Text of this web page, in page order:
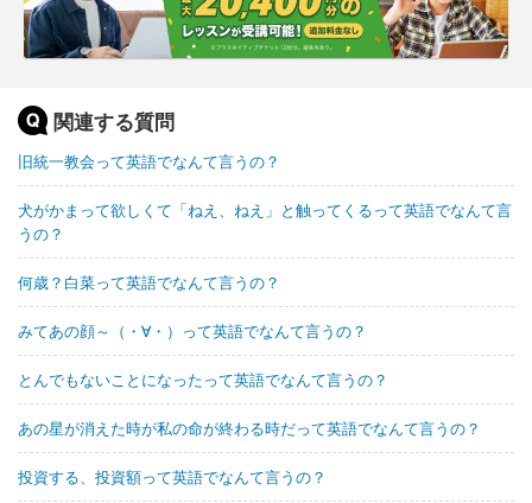
関連する質問
旧統一教会って英語でなんて言うの？
犬がかまって欲しくて「ねえ、ねえ」と触ってくるって英語でなんて言
うの？
何歳？白菜って英語でなんて言うの？
みてあの顔～（・∀・）って英語でなんて言うの？
とんでもないことになったって英語でなんて言うの？
あの星が消えた時が私の命が終わる時だって英語でなんて言うの？
投資する、投資額って英語でなんて言うの？